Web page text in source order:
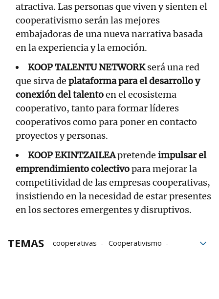
atractiva. Las personas que viven y sienten el
cooperativismo serán las mejores
embajadoras de una nueva narrativa basada
en la experiencia y la emoción.
KOOP TALENTU NETWORKserá una red
que sirva de plataforma para el desarrollo y
conexión del talentoen el ecosistema
cooperativo, tanto para formar líderes
cooperativos como para poner en contacto
proyectos y personas.
KOOP EKINTZAILEApretende impulsar el
emprendimiento colectivopara mejorar la
competitividad de las empresas cooperativas,
insistiendo en la necesidad de estar presentes
en los sectores emergentes y disruptivos.
TEMAS cooperativas
Cooperativismo